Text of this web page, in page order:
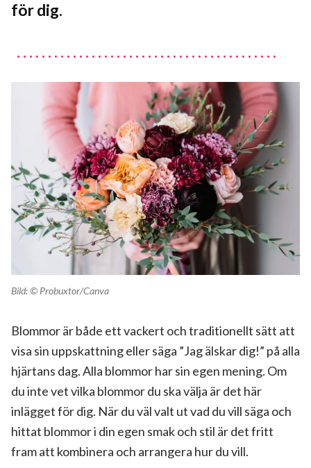
för dig.
Bild: © Probuxtor/Canva
Blommor är både ett vackert och traditionellt sätt att
visa sin uppskattning eller säga ”Jag älskar dig!” på alla
hjärtans dag. Alla blommor har sin egen mening. Om
du inte vet vilka blommor du ska välja är det här
inlägget för dig. När du väl valt ut vad du vill säga och
hittat blommor i din egen smak och stil är det fritt
fram att kombinera och arrangera hur du vill.